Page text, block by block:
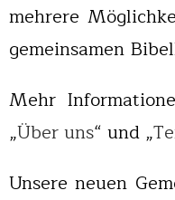
mehrere
gemeinsamen
Mehr
„Über uns“ und „
Unsere neuen